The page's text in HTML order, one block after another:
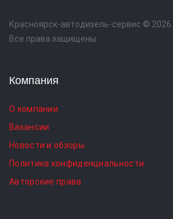
Красноярск-автодизель-сервис © 2026.
Все права защищены.
Компания
О компании
Вакансии
Новости и обзоры
Политика конфиденциальности
Авторские права